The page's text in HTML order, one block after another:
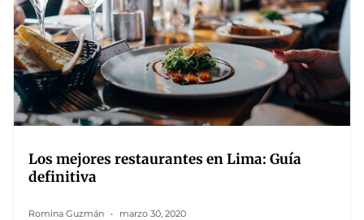
Los mejores restaurantes en Lima: Guía
definitiva
Romina Guzmán marzo 30, 2020